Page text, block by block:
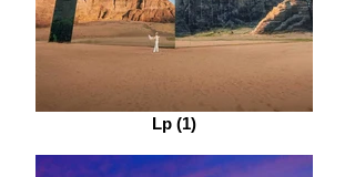
Lp (1)